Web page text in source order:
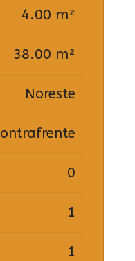
4.00 m²
38.00 m²
Noreste
0
1
1